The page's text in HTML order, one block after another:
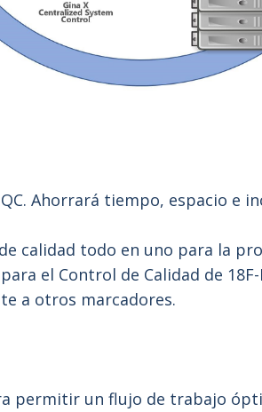
Ahorrará tiempo, espacio e
calidad todo en uno para la
el Control de Calidad de
a otros marcadores.
permitir un flujo de trabajo